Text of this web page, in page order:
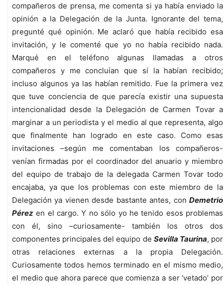
compañeros de prensa, me comenta si ya había enviado la
opinión a la Delegación de la Junta. Ignorante del tema,
pregunté qué opinión. Me aclaró que había recibido esa
invitación, y le comenté que yo no había recibido nada.
Marqué en el teléfono algunas llamadas a otros
compañeros y me concluían que sí la habían recibido;
incluso algunos ya las habían remitido. Fue la primera vez
que tuve conciencia de que parecía existir una supuesta
intencionalidad desde la Delegación de Carmen Tovar a
marginar a un periodista y el medio al que representa, algo
que finalmente han logrado en este caso. Como esas
invitaciones –según me comentaban los compañeros-
venían firmadas por el coordinador del anuario y miembro
del equipo de trabajo de la delegada Carmen Tovar todo
encajaba, ya que los problemas con este miembro de la
Delegación ya vienen desde bastante antes, con Demetrio
Pérez en el cargo. Y no sólo yo he tenido esos problemas
con él, sino –curiosamente- también los otros dos
componentes principales del equipo de Sevilla Taurina, por
otras relaciones externas a la propia Delegación.
Curiosamente todos hemos terminado en el mismo medio,
el medio que ahora parece que comienza a ser ‘vetado’ por